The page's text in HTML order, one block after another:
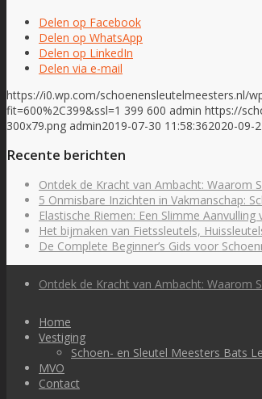
Delen op Facebook
Delen op WhatsApp
Delen op LinkedIn
Delen via e-mail
https://i0.wp.com/schoenensleutelmeesters.nl/
fit=600%2C399&ssl=1 399 600 admin https://
300x79.png admin2019-07-30 11:58:362020-09-
Recente berichten
Ontdek de Kracht van Ambacht: Waarom
5 Onmisbare Inzichten in Vakmanschap:
Elastische Riemen: Een Slimme
Het bijmaken van Fietssleutels,
De Complete Beginner’s Gids voor
Ontdek de Kracht van Ambacht: Waarom
Home
Vestiging
Schoen- en Sleutel Meesters Bats
MVO
Contact